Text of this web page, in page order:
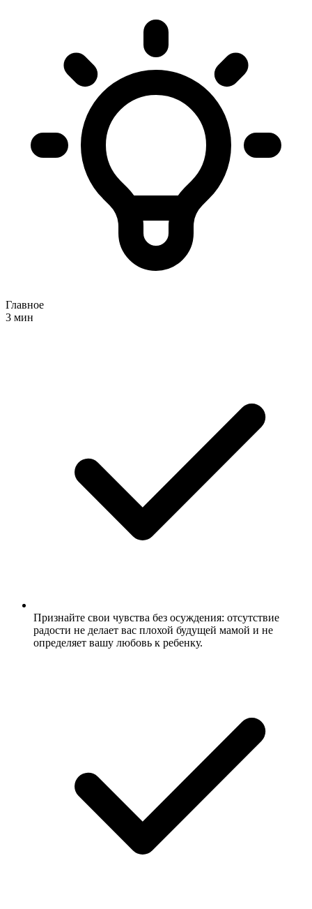
Главное
3 мин
Признайте свои чувства без осуждения: отсутствие
радости не делает вас плохой будущей мамой и не
определяет вашу любовь к ребенку.